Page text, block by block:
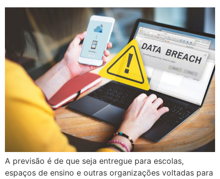
A previsão é de que seja entregue para escolas,
espaços de ensino e outras organizações voltadas para